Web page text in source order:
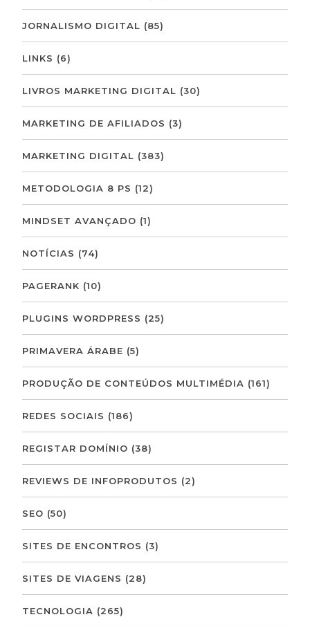
JORNALISMO DIGITAL (85)
LINKS (6)
LIVROS MARKETING DIGITAL (30)
MARKETING DE AFILIADOS (3)
MARKETING DIGITAL (383)
METODOLOGIA 8 PS (12)
MINDSET AVANÇADO (1)
NOTÍCIAS (74)
PAGERANK (10)
PLUGINS WORDPRESS (25)
PRIMAVERA ÁRABE (5)
PRODUÇÃO DE CONTEÚDOS MULTIMÉDIA (161)
REDES SOCIAIS (186)
REGISTAR DOMÍNIO (38)
REVIEWS DE INFOPRODUTOS (2)
SEO (50)
SITES DE ENCONTROS (3)
SITES DE VIAGENS (28)
TECNOLOGIA (265)